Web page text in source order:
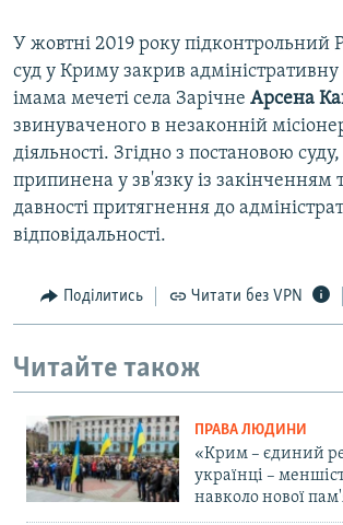
У жовтні 2019 року підконтрольний
суд у Криму закрив
імама мечеті села Зарічне Арсена
звинуваченого в незаконній
діяльності. Згідно з постановою
припинена у зв'язку із закінченням
давності притягнення до
відповідальності.
Поділитись Читати без VPN
Читайте також
ПРАВА ЛЮДИНИ
«Крим – єдиний
українці –
навколо нової